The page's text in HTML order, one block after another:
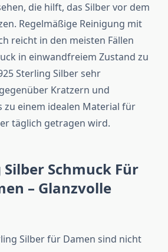
die hilft, das Silber vor dem
Regelmäßige Reinigung mit
reicht in den meisten Fällen
in einwandfreiem Zustand zu
Sterling Silber sehr
Kratzern und
zu einem idealen Material für
täglich getragen wird.
Schmuck Für
– Glanzvolle
Silber für Damen sind nicht